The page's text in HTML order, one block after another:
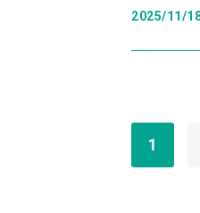
2025/11/
1